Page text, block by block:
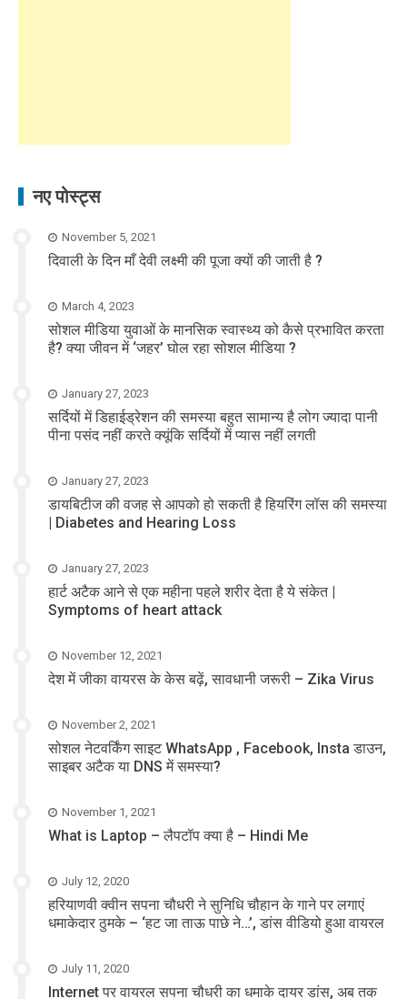
नए पोस्ट्स
November 5, 2021
दिवाली के दिन माँ देवी लक्ष्मी की पूजा क्यों की जाती है ?
March 4, 2023
सोशल मीडिया युवाओं के मानसिक स्वास्थ्य को कैसे प्रभावित करता
है? क्या जीवन में ‘जहर’ घोल रहा सोशल मीडिया ?
January 27, 2023
सर्दियों में डिहाईड्रेशन की समस्या बहुत सामान्य है लोग ज्यादा पानी
पीना पसंद नहीं करते क्यूंकि सर्दियों में प्यास नहीं लगती
January 27, 2023
डायबिटीज की वजह से आपको हो सकती है हियरिंग लॉस की समस्या
| Diabetes and Hearing Loss
January 27, 2023
हार्ट अटैक आने से एक महीना पहले शरीर देता है ये संकेत |
Symptoms of heart attack
November 12, 2021
देश में जीका वायरस के केस बढ़ें, सावधानी जरूरी – Zika Virus
November 2, 2021
सोशल नेटवर्किंग साइट WhatsApp , Facebook, Insta डाउन,
साइबर अटैक या DNS में समस्या?
November 1, 2021
What is Laptop – लैपटॉप क्या है – Hindi Me
July 12, 2020
हरियाणवी क्वीन सपना चौधरी ने सुनिधि चौहान के गाने पर लगाएं
धमाकेदार ठुमके – ‘हट जा ताऊ पाछे ने…’, डांस वीडियो हुआ वायरल
July 11, 2020
Internet पर वायरल सपना चौधरी का धमाके दायर डांस, अब तक